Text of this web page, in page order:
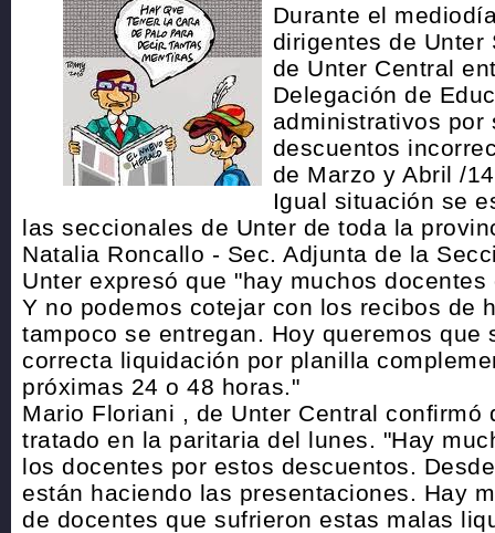
Durante el
dirigentes de Unter
de Unter Central
Delegación de
administrativos por
descuentos
de Marzo y Abril /
Igual situación se
las seccionales de Unter de toda la
Natalia Roncallo - Sec. Adjunta de la
Unter expresó que "hay muchos
Y no podemos cotejar con los recibos de
tampoco se entregan. Hoy queremos que
correcta liquidación por planilla
próximas 24 o 48 horas."
Mario Floriani , de Unter Central confirmó
tratado en la paritaria del lunes. "Hay
los docentes por estos descuentos.
están haciendo las presentaciones. Hay
de docentes que sufrieron estas malas